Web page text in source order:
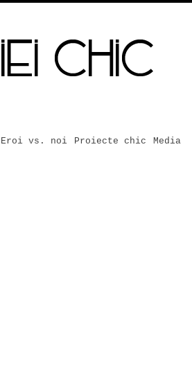
Eroi vs. noi Proiecte chic Media